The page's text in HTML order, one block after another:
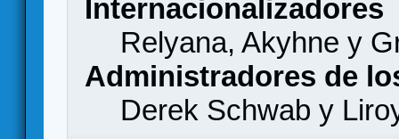
Internacionalizadores
Relyana, Akyhne y
Administradores de
Derek Schwab y